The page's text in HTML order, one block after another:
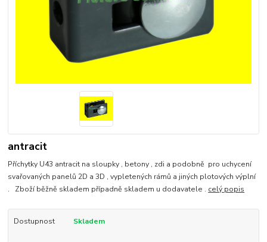
antracit
Příchytky U43 antracit na sloupky , betony , zdi a podobně pro uchycení
svařovaných panelů 2D a 3D , vypletených rámů a jiných plotových výplní
. Zboží běžně skladem případně skladem u dodavatele . celý popis
Dostupnost Skladem